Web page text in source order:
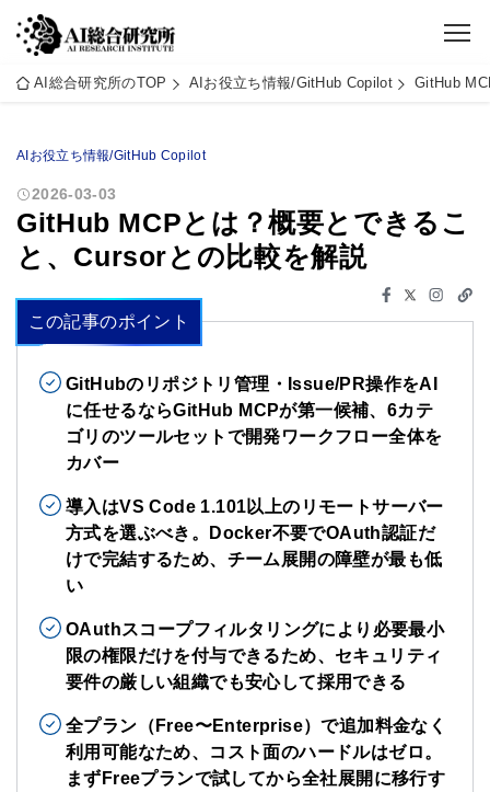
AI総合研究所のTOP AIお役立ち情報/GitHub Copilot GitHub
AIお役立ち情報/GitHub Copilot
2026-03-03
GitHub MCPとは？概要とできるこ
と、Cursorとの比較を解説
この記事のポイント
GitHubのリポジトリ管理・Issue/PR操作をAI
に任せるならGitHub MCPが第一候補、6カテ
ゴリのツールセットで開発ワークフロー全体を
カバー
導入はVS Code 1.101以上のリモートサーバー
方式を選ぶべき。Docker不要でOAuth認証だ
けで完結するため、チーム展開の障壁が最も低
い
OAuthスコープフィルタリングにより必要最小
限の権限だけを付与できるため、セキュリティ
要件の厳しい組織でも安心して採用できる
全プラン（Free〜Enterprise）で追加料金なく
利用可能なため、コスト面のハードルはゼロ。
まずFreeプランで試してから全社展開に移行す